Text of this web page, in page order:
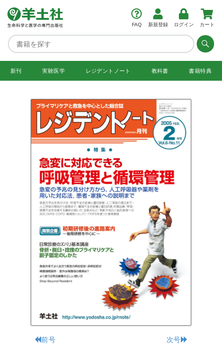
FAQ 新規登録 ログイン カート
新刊 実験医学 レジデント ノート 教科書 書籍特典
前号 次号